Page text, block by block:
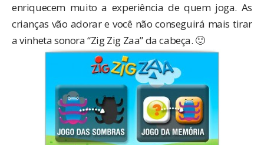
enriquecem muito a experiência de quem joga. As
crianças vão adorar e você não conseguirá mais tirar
a vinheta sonora “Zig Zig Zaa” da cabeça. 🙂